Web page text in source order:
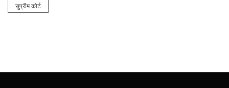
सुप्रीम कोर्ट